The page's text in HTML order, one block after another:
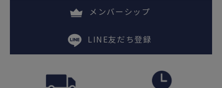
メンバーシップ
LINE友だち登録